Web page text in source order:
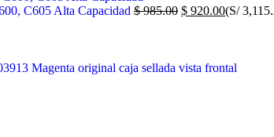
C605 Alta Capacidad $985.00 $ 920.00(S/